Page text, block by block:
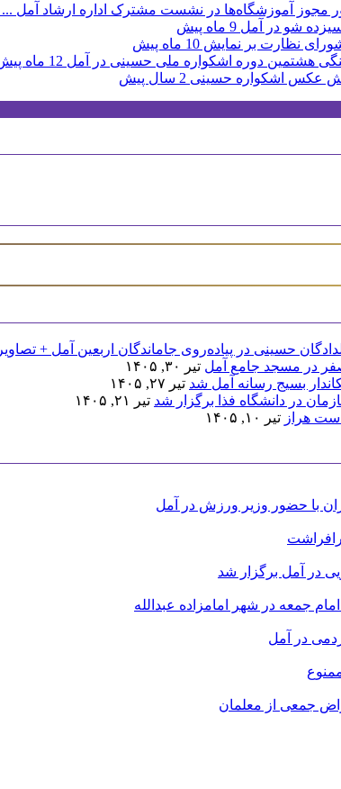
آموزشگاه‌ها در نشست مشترک اداره ارشاد آمل ...
شو در آمل 9 ماه پیش
نظارت بر نمایش 10 ماه پیش
هشتمین دوره اشکواره ملی حسینی در آمل 12 ماه پیش
عکس اشکواره حسینی 2 سال پیش
حسینی در پیاده‌روی جاماندگان اربعین آمل + تصاویر
در مسجد جامع آمل تیر ۳۰, ۱۴۰۵
بسیج رسانه آمل شد تیر ۲۷, ۱۴۰۵
در دانشگاه فذا برگزار شد تیر ۲۱, ۱۴۰۵
هراز تیر ۱۰, ۱۴۰۵
با حضور وزیر ورزش در آمل
در آمل برگزار شد
جمعه در شهر امامزاده عبدالله
در آمل
جمعی از معلمان